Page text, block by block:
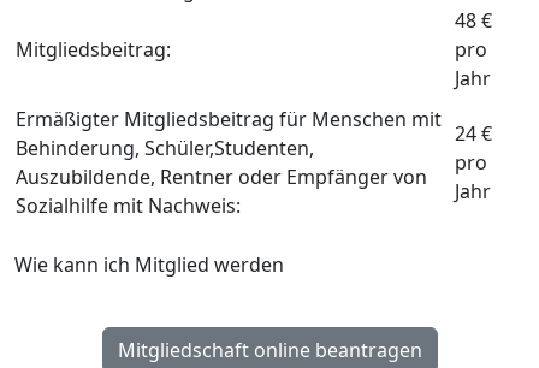
Mitgliedsbeitrag:
48 €
pro
Jahr
Ermäßigter Mitgliedsbeitrag für Menschen mit
Behinderung, Schüler,Studenten,
Auszubildende, Rentner oder Empfänger von
Sozialhilfe mit Nachweis:
24 €
pro
Jahr
Wie kann ich Mitglied werden
Mitgliedschaft online beantragen